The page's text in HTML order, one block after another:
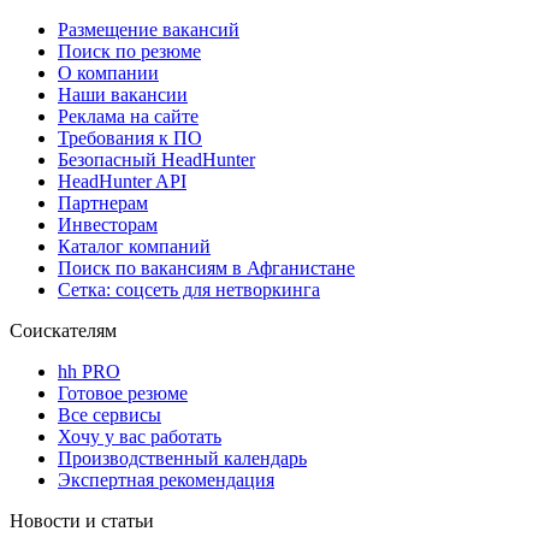
Размещение вакансий
Поиск по резюме
О компании
Наши вакансии
Реклама на сайте
Требования к ПО
Безопасный HeadHunter
HeadHunter API
Партнерам
Инвесторам
Каталог компаний
Поиск по вакансиям в Афганистане
Сетка: соцсеть для нетворкинга
Соискателям
hh PRO
Готовое резюме
Все сервисы
Хочу у вас работать
Производственный календарь
Экспертная рекомендация
Новости и статьи